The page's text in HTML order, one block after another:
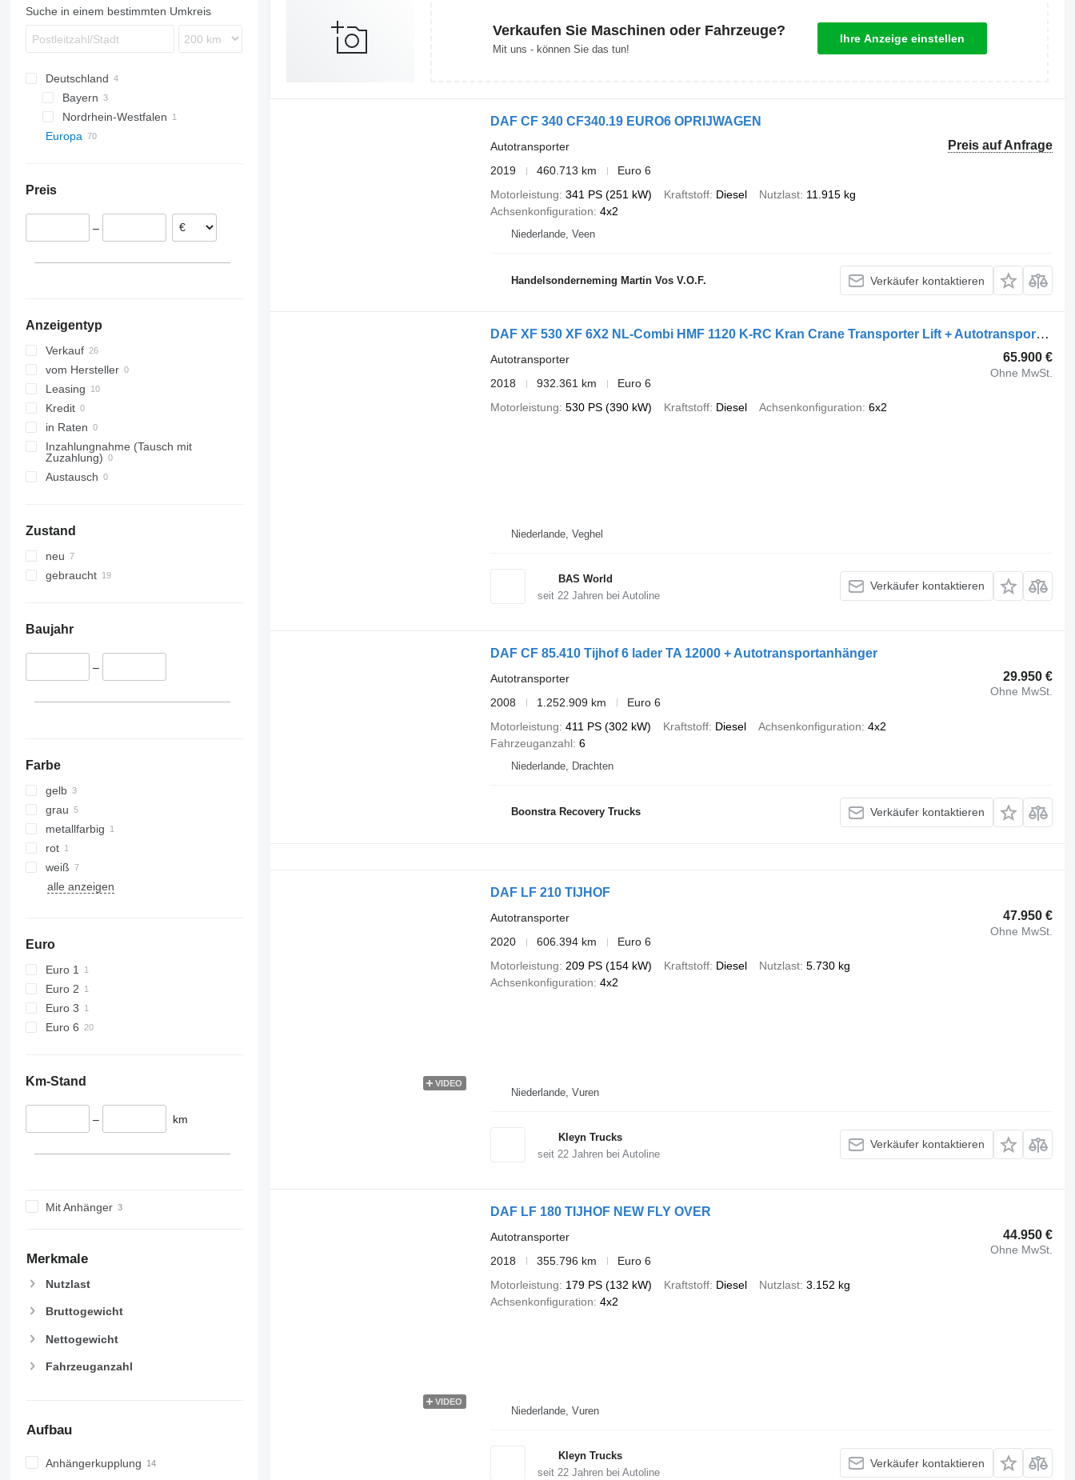
Suche in einem bestimmten Umkreis
Deutschland
Bayern
Regensburg
Nordrhein-Westfalen
Euskirchen
Europa
Veghel
Veen
alle anzeigen
Vereinigtes Königreich
Rumänien
Preis
–
Anzeigentyp
Verkauf
vom Hersteller
Leasing
Kredit
in Raten
Inzahlungnahme (Tausch mit
Zuzahlung)
Austausch
Zustand
neu
gebraucht
Baujahr
–
Farbe
gelb
grau
metallfarbig
rot
weiß
alle anzeigen
Euro
Euro 1
Euro 2
Euro 3
Euro 6
Km-Stand
– km
Mit Anhänger
Merkmale
Nutzlast
Bruttogewicht
Nettogewicht
Fahrzeuganzahl
Aufbau
Anhängerkupplung
Verkaufen Sie Maschinen oder Fahrzeuge?
Mit uns - können Sie das tun!
Ihre Anzeige einstellen
DAF CF 340 CF340.19 EURO6 OPRIJWAGEN
Preis auf Anfrage
Autotransporter
2019
460.713 km
Euro 6
Motorleistung 341 PS (251 kW) Kraftstoff Diesel Nutzlast 11.915 kg
Achsenkonfiguration 4x2
Niederlande, Veen
Handelsonderneming Martin Vos V.O.F. Verkäufer kontaktieren
DAF XF 530 XF 6X2 NL-Combi HMF 1120 K-RC Kran Crane Transporter Lift + Autotransportanhänger
65.900 €
Ohne MwSt.
Autotransporter
2018
932.361 km
Euro 6
Motorleistung 530 PS (390 kW) Kraftstoff Diesel Achsenkonfiguration 6x2
Niederlande, Veghel
BAS World
seit 22Jahren bei Autoline
Verkäufer kontaktieren
DAF CF 85.410 Tijhof 6 lader TA 12000 + Autotransportanhänger
29.950 €
Ohne MwSt.
Autotransporter
2008
1.252.909 km
Euro 6
Motorleistung 411 PS (302 kW) Kraftstoff Diesel Achsenkonfiguration 4x2
Fahrzeuganzahl 6
Niederlande, Drachten
Boonstra Recovery Trucks Verkäufer kontaktieren
VIDEO
DAF LF 210 TIJHOF
47.950 €
Ohne MwSt.
Autotransporter
2020
606.394 km
Euro 6
Motorleistung 209 PS (154 kW) Kraftstoff Diesel Nutzlast 5.730 kg
Achsenkonfiguration 4x2
Niederlande, Vuren
Kleyn Trucks
seit 22Jahren bei Autoline
Verkäufer kontaktieren
VIDEO
DAF LF 180 TIJHOF NEW FLY OVER
44.950 €
Ohne MwSt.
Autotransporter
2018
355.796 km
Euro 6
Motorleistung
179 PS (132 kW) Kraftstoff Diesel Nutzlast 3.152 kg
Achsenkonfiguration 4x2
Niederlande, Vuren
Kleyn Trucks
seit 22Jahren bei Autoline
Verkäufer kontaktieren